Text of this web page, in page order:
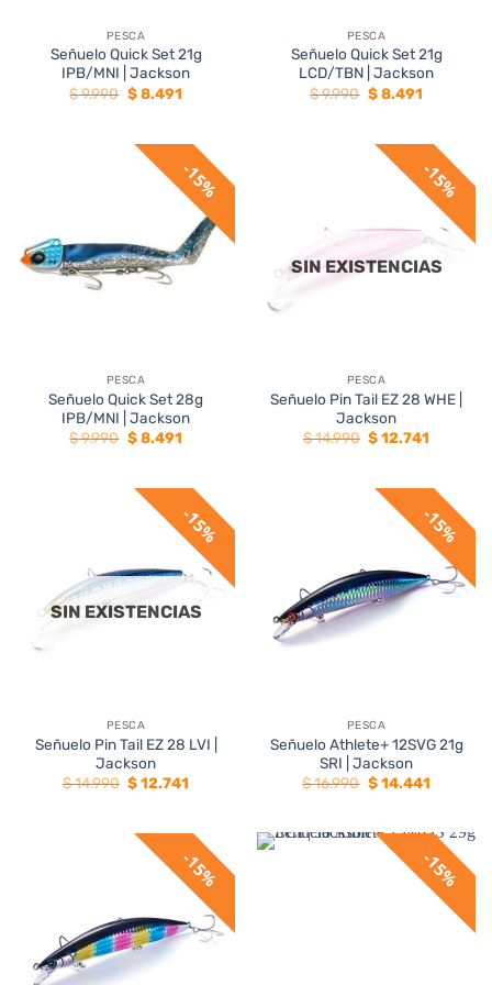
PESCA
Señuelo Quick Set 21g
IPB/MNI | Jackson
$9.990 El
precio
$ 9.990.
$8.491El
$ 8.491.
PESCA
Señuelo Quick Set 21g
LCD/TBN | Jackson
$9.990 El
precio
$ 9.990.
$8.491El
$ 8.491.
15%
PESCA
Señuelo Quick Set 28g
IPB/MNI | Jackson
$9.990 El
precio
$ 9.990.
$8.491El
$ 8.491.
15%
SIN EXISTENCIAS
PESCA
Señuelo Pin Tail EZ 28 WHE |
Jackson
$14.990 El
precio
$ 14.990.
$12.741
$ 12.741.
15%
SIN EXISTENCIAS
PESCA
Señuelo Pin Tail EZ 28 LVI |
Jackson
$14.990 El
precio
$ 14.990.
$12.741
$ 12.741.
15%
PESCA
Señuelo Athlete+ 12SVG 21g
SRI | Jackson
$16.990 El
precio
$ 16.990.
$14.441El
$ 14.441.
15% 15%